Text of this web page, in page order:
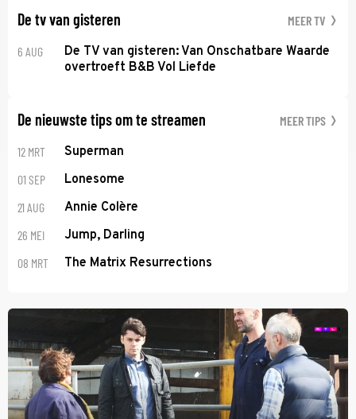
De tv van gisteren MEER TV
6 AUG
De TV van gisteren: Van Onschatbare Waarde
overtroeft B&B Vol Liefde
De nieuwste tips om te streamen MEER TIPS
12 MRT Superman
01 SEP Lonesome
21 AUG Annie Colère
26 MEI Jump, Darling
08 MRT The Matrix Resurrections